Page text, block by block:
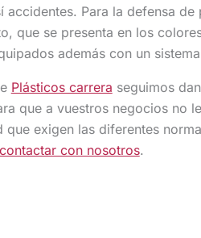
accidentes. Para la defensa
que se presenta en los
además con un
Plásticos carrera seguimos
que a vuestros negocios no
que exigen las diferentes
contactar con nosotros.